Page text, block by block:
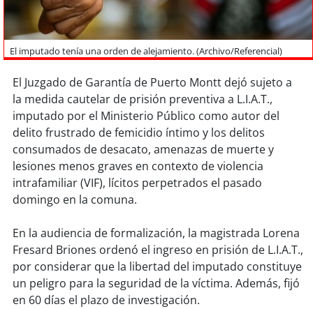
soycalama
soyantofagasta
soycopiapó
soyvalparaíso
soyquillota
soysanantonio
soysancarlos
soytalcahuano
El imputado tenía una orden de alejamiento. (Archivo/Referencial)
El Juzgado de Garantía de Puerto Montt dejó sujeto a
la medida cautelar de prisión preventiva a L.I.A.T.,
imputado por el Ministerio Público como autor del
delito frustrado de femicidio íntimo y los delitos
consumados de desacato, amenazas de muerte y
lesiones menos graves en contexto de violencia
intrafamiliar (VIF), lícitos perpetrados el pasado
domingo en la comuna.
En la audiencia de formalización, la magistrada Lorena
Fresard Briones ordenó el ingreso en prisión de L.I.A.T.,
por considerar que la libertad del imputado constituye
un peligro para la seguridad de la víctima. Además, fijó
en 60 días el plazo de investigación.